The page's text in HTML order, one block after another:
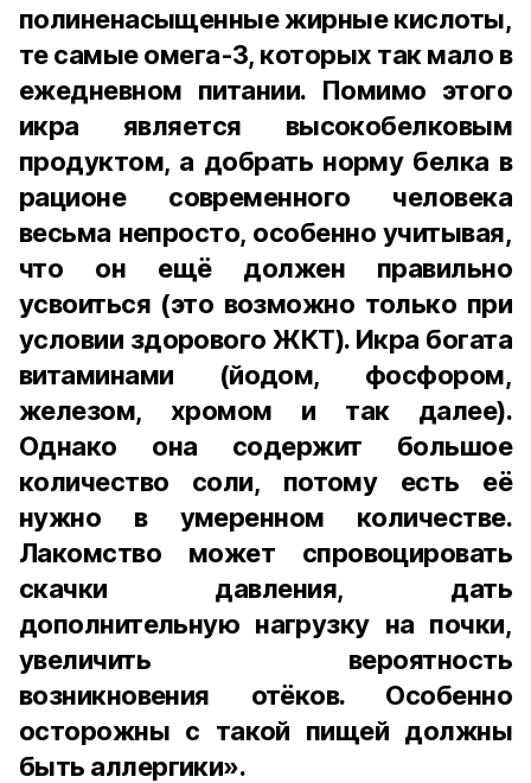
полиненасыщенные жирные кислоты,
те самые омега-3, которых так мало в
ежедневном питании. Помимо этого
икра является высокобелковым
продуктом, а добрать норму белка в
рационе современного человека
весьма непросто, особенно учитывая,
что он ещё должен правильно
усвоиться (это возможно только при
условии здорового ЖКТ). Икра богата
витаминами (йодом, фосфором,
железом, хромом и так далее).
Однако она содержит большое
количество соли, потому есть её
нужно в умеренном количестве.
Лакомство может спровоцировать
скачки давления, дать
дополнительную нагрузку на почки,
увеличить вероятность
возникновения отёков. Особенно
осторожны с такой пищей должны
быть аллергики».